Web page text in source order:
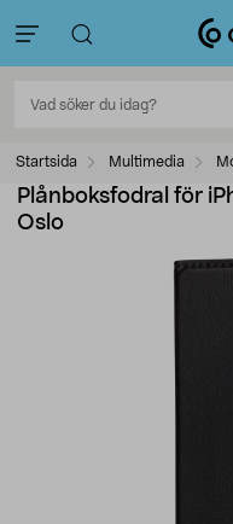
Startsida Multimedia
Plånboksfodral för
Oslo